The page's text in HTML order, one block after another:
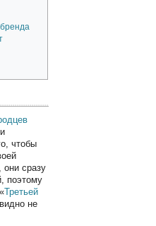
чтобы
они сразу
поэтому
Третьей
не